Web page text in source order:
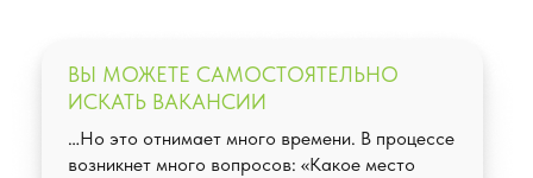
…Но это отнимает много времени. В процессе
возникнет много вопросов: «Какое место
ВЫ МОЖЕТЕ САМОСТОЯТЕЛЬНО
ИСКАТЬ ВАКАНСИИ